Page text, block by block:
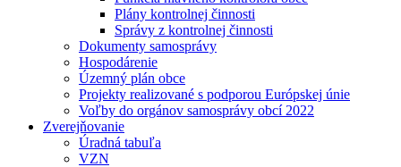
Plány kontrolnej činnosti
Správy z kontrolnej činnosti
Dokumenty samosprávy
Hospodárenie
Územný plán obce
Projekty realizované s podporou Európskej únie
Voľby do orgánov samosprávy obcí 2022
Zverejňovanie
Úradná tabuľa
VZN